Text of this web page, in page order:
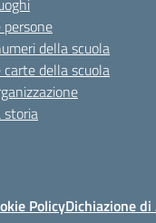
persone
della scuola
carte della scuola
storia
PolicyDichiazione